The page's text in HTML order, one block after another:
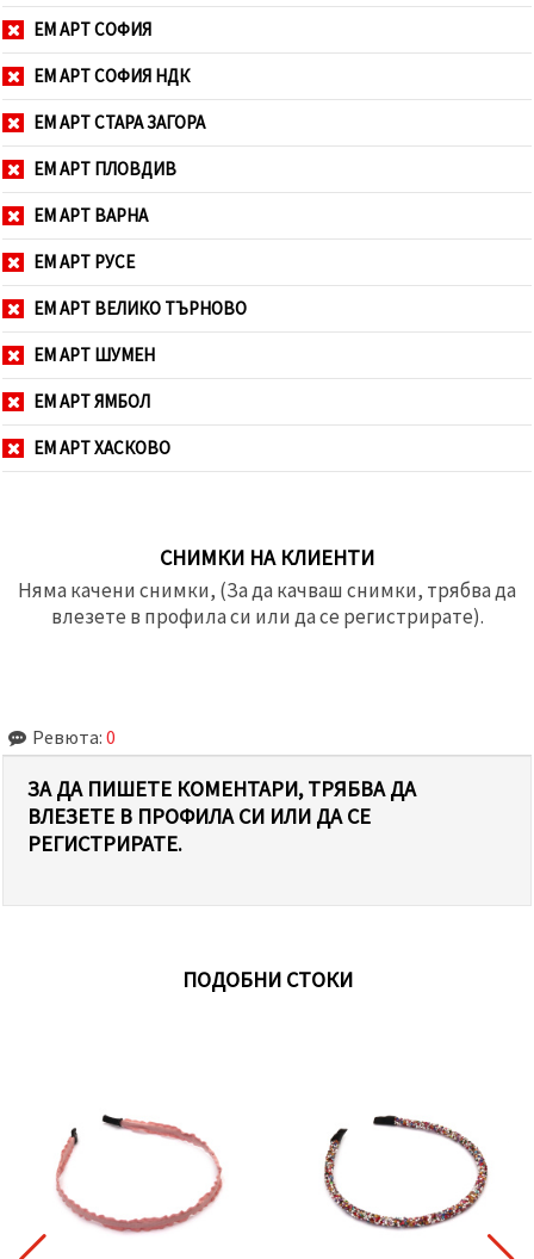
ЕМ АРТ СОФИЯ
ЕМ АРТ СОФИЯ НДК
ЕМ АРТ СТАРА ЗАГОРА
ЕМ АРТ ПЛОВДИВ
ЕМ АРТ ВАРНА
ЕМ АРТ РУСЕ
ЕМ АРТ ВЕЛИКО ТЪРНОВО
ЕМ АРТ ШУМЕН
ЕМ АРТ ЯМБОЛ
ЕМ АРТ ХАСКОВО
СНИМКИ НА КЛИЕНТИ
Няма качени снимки, (За да качваш снимки, трябва да
влезете в профила си или да се регистрирате).
Ревюта: 0
ЗА ДА ПИШЕТЕ КОМЕНТАРИ, ТРЯБВА ДА
ВЛЕЗЕТЕ В ПРОФИЛА СИ ИЛИ ДА СЕ
РЕГИСТРИРАТЕ.
ПОДОБНИ СТОКИ